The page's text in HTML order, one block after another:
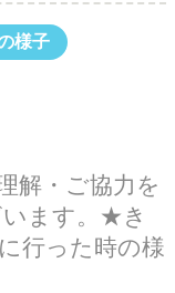
様子
解・ご協力を
ます。★き
行った時の様